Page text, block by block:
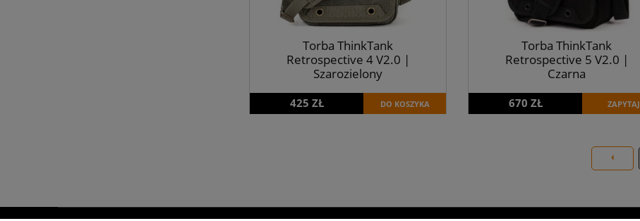
Torba ThinkTank
Retrospective 4 V2.0 |
Szarozielony
425 ZŁ DO KOSZYKA
Torba ThinkTank
Retrospective 5 V2.0 |
Czarna
670 ZŁ ZAPYTAJ